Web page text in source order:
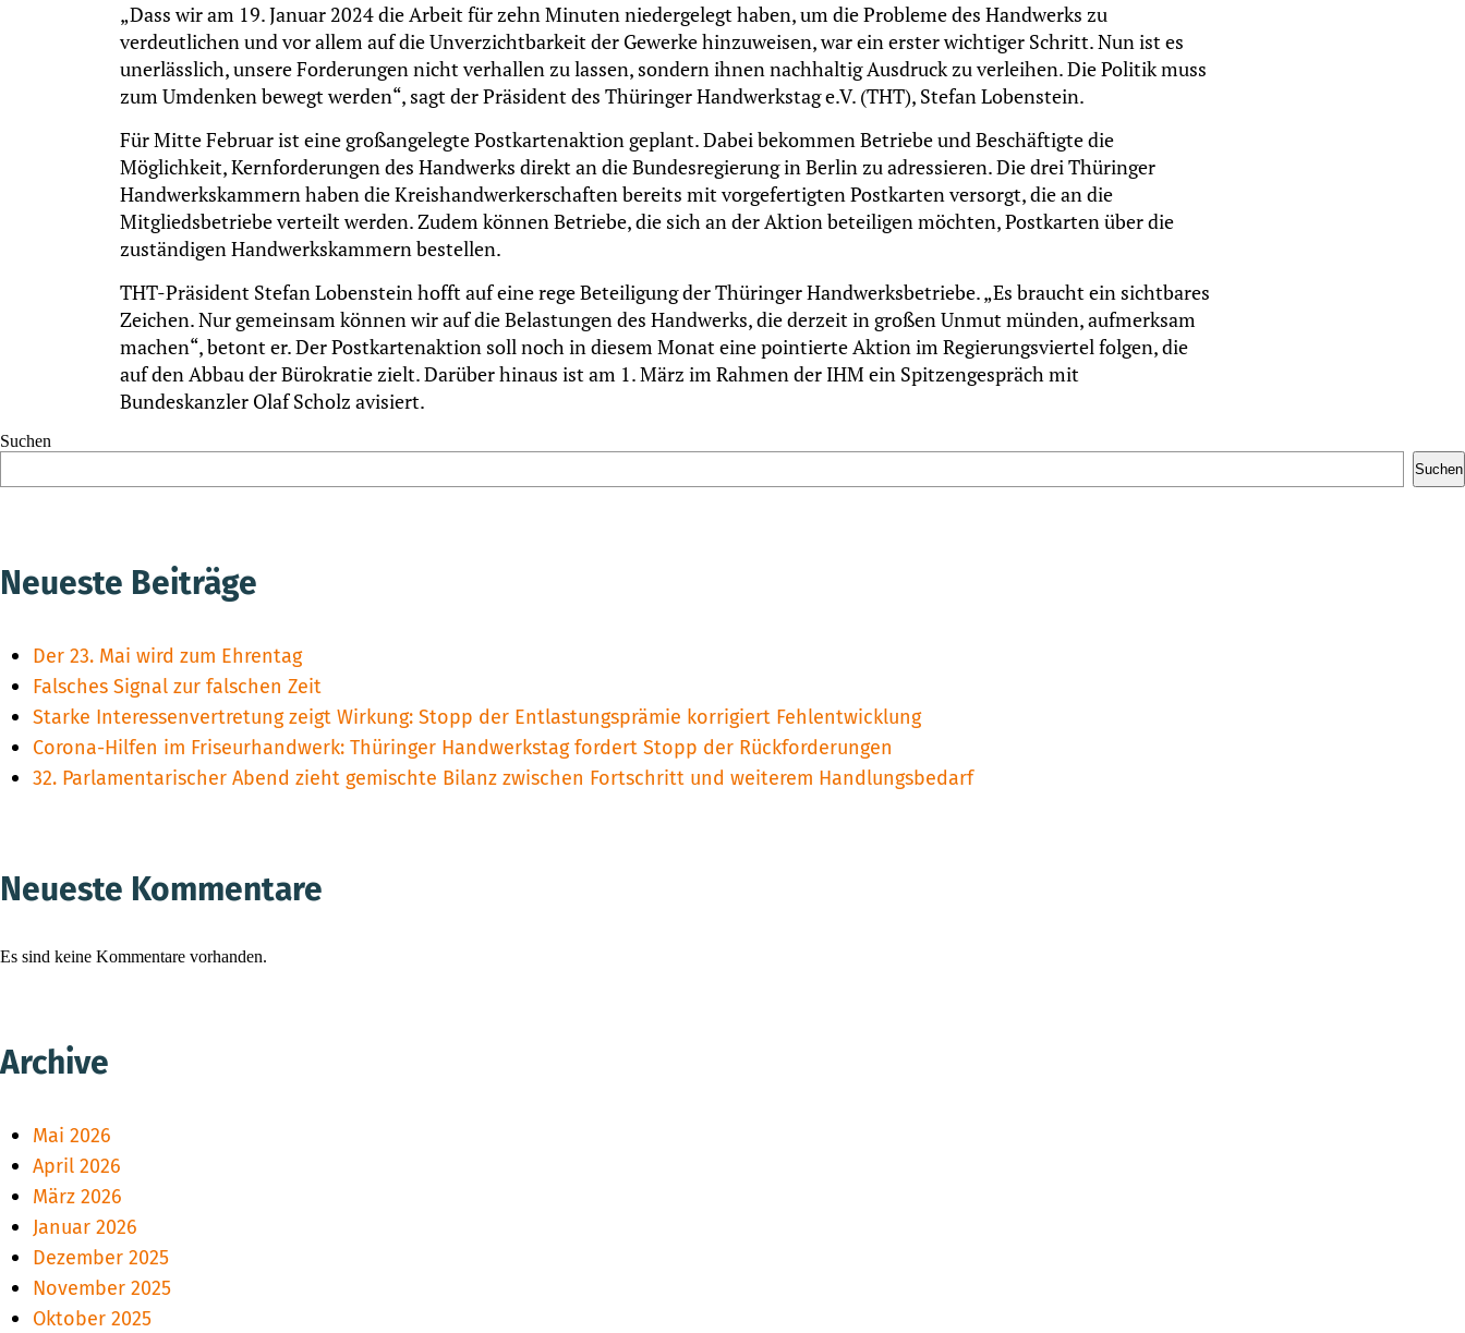
„Dass wir am 19. Januar 2024 die Arbeit für zehn Minuten niedergelegt haben, um die Probleme des Handwerks zu
verdeutlichen und vor allem auf die Unverzichtbarkeit der Gewerke hinzuweisen, war ein erster wichtiger Schritt. Nun ist es
unerlässlich, unsere Forderungen nicht verhallen zu lassen, sondern ihnen nachhaltig Ausdruck zu verleihen. Die Politik muss
zum Umdenken bewegt werden“, sagt der Präsident des Thüringer Handwerkstag e.V. (THT), Stefan Lobenstein.
Für Mitte Februar ist eine großangelegte Postkartenaktion geplant. Dabei bekommen Betriebe und Beschäftigte die
Möglichkeit, Kernforderungen des Handwerks direkt an die Bundesregierung in Berlin zu adressieren. Die drei Thüringer
Handwerkskammern haben die Kreishandwerkerschaften bereits mit vorgefertigten Postkarten versorgt, die an die
Mitgliedsbetriebe verteilt werden. Zudem können Betriebe, die sich an der Aktion beteiligen möchten, Postkarten über die
zuständigen Handwerkskammern bestellen.
THT-Präsident Stefan Lobenstein hofft auf eine rege Beteiligung der Thüringer Handwerksbetriebe. „Es braucht ein sichtbares
Zeichen. Nur gemeinsam können wir auf die Belastungen des Handwerks, die derzeit in großen Unmut münden, aufmerksam
machen“, betont er. Der Postkartenaktion soll noch in diesem Monat eine pointierte Aktion im Regierungsviertel folgen, die
auf den Abbau der Bürokratie zielt. Darüber hinaus ist am 1. März im Rahmen der IHM ein Spitzengespräch mit
Bundeskanzler Olaf Scholz avisiert.
Suchen
Suchen
Neueste Beiträge
Der 23. Mai wird zum Ehrentag
Falsches Signal zur falschen Zeit
Starke Interessenvertretung zeigt Wirkung: Stopp der Entlastungsprämie korrigiert Fehlentwicklung
Corona-Hilfen im Friseurhandwerk: Thüringer Handwerkstag fordert Stopp der Rückforderungen
32. Parlamentarischer Abend zieht gemischte Bilanz zwischen Fortschritt und weiterem Handlungsbedarf
Neueste Kommentare
Es sind keine Kommentare vorhanden.
Archive
Mai 2026
April 2026
März 2026
Januar 2026
Dezember 2025
November 2025
Oktober 2025